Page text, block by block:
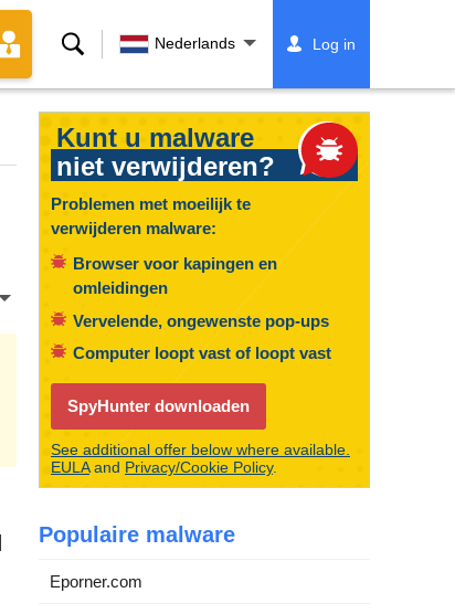
Zoeken Nederlands Log in
Kunt u malware
niet verwijderen?
Problemen met moeilijk te
verwijderen malware:
Browser voor kapingen en
omleidingen
Vervelende, ongewenste pop-ups
Computer loopt vast of loopt vast
SpyHunter downloaden
See additional offer below where available.
EULAand Privacy/Cookie Policy.
Populaire malware
Eporner.com